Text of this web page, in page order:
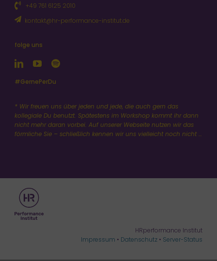
kontakt@hr-performance-institut.de
kollegiale Du benutzt. Spätestens im Workshop kommt ihr dann
nicht mehr daran vorbei. Auf unserer Webseite nutzen wir das
förmliche Sie – schließlich kennen wir uns vielleicht noch nicht …
Datenschutz•Server-Status